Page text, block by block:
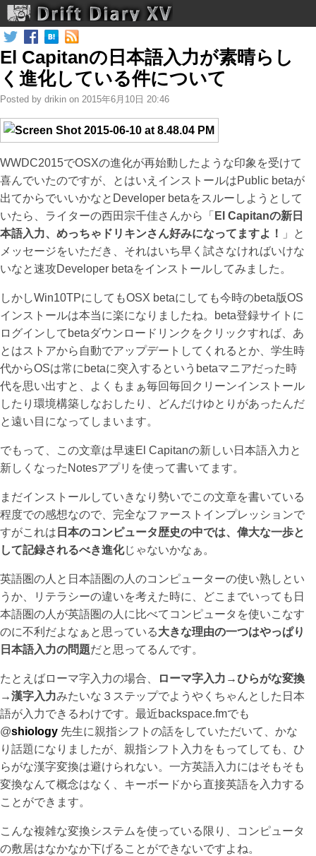
Drift Diary XV
El Capitanの日本語入力が素晴らし
く進化している件について
Posted by drikin on 2015年6月10日 20:46
WWDC2015でOSXの進化が再始動したような印象を受けて
喜んでいたのですが、とはいえインストールはPublic betaが
出てからでいいかなとDeveloper betaをスルーしようとして
いたら、ライターの西田宗千佳さんから「 El Capitanの新日
本語入力、めっちゃドリキンさん好みになってますよ！
」と
メッセージをいただき、それはいち早く試さなければいけな
いなと速攻Developer betaをインストールしてみました。
しかしWin10TPにしてもOSX betaにしても今時のbeta版OS
インストールは本当に楽になりましたね。beta登録サイトに
ログインしてbetaダウンロードリンクをクリックすれば、あ
とはストアから自動でアップデートしてくれるとか、学生時
代からOSは常にbetaに突入するというbetaマニアだった時
代を思い出すと、よくもまぁ毎回毎回クリーンインストール
したり環境構築しなおしたり、どんだけゆとりがあったんだ
と遠い目になってしまいます。
でもって、この文章は早速El Capitanの新しい日本語入力と
新しくなったNotesアプリを使って書いてます。
まだインストールしていきなり勢いでこの文章を書いている
程度での感想なので、完全なファーストインプレッションで
すがこれは 日本のコンピュータ歴史の中では、偉大な一歩と
して記録されるべき進化じゃないかなぁ。
英語圏の人と日本語圏の人のコンピューターの使い熟しとい
うか、リテラシーの違いを考えた時に、どこまでいっても日
本語圏の人が英語圏の人に比べてコンピュータを使いこなす
のに不利だよなぁと思っている大きな理由の一つはやっぱり
日本語入力の問題だと思ってるんです。
たとえばローマ字入力の場合、
ローマ字入力→ひらがな変換
→漢字入力みたいな３ステップでようやくちゃんとした日本
語が入力できるわけです。最近backspace.fmでも
@shiology 先生に親指シフトの話をしていただいて、かな
り話題になりましたが、親指シフト入力をもってしても、ひ
らがな漢字変換は避けられない。一方英語入力にはそもそも
変換なんて概念はなく、キーボードから直接英語を入力する
ことができます。
こんな複雑な変換システムを使っている限り、コンピュータ
の敷居はなかなか下げることができないですよね。